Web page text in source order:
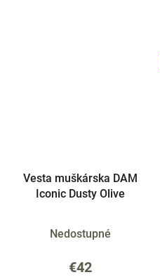
Vesta muškárska DAM
Iconic Dusty Olive
Nedostupné
€42